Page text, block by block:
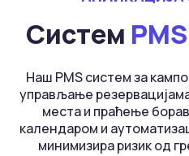
Систем PMS
Наш PMS систем за
управљање
места и праћење
календаром и
минимизира ризик од